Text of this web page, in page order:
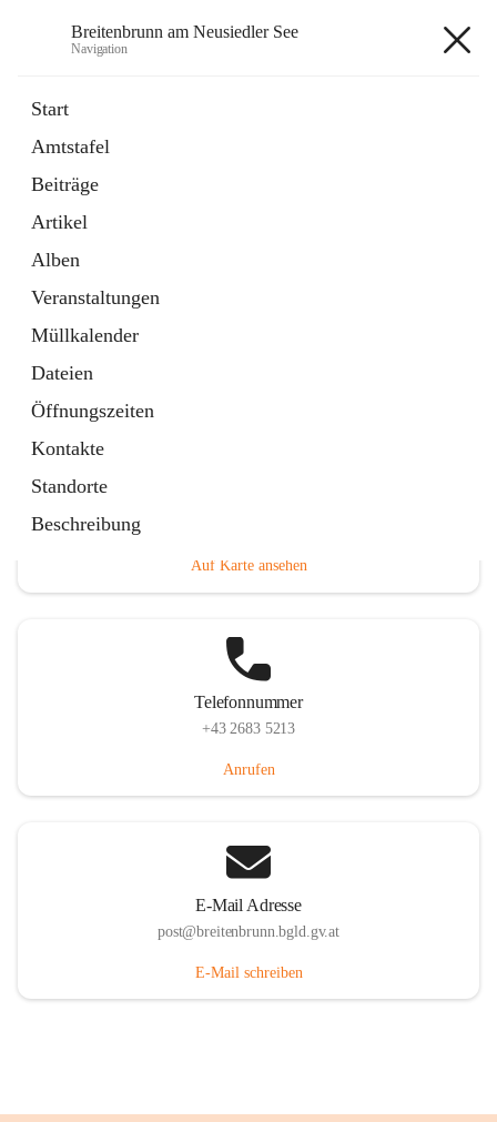
Breitenbrunn am Neusiedler See
Navigation
Start
Amtstafel
Beiträge
Artikel
Alben
Veranstaltungen
Müllkalender
Dateien
Öffnungszeiten
Kontakte
Standorte
Beschreibung
18 Schnellzugriffe
Gemeindeservice
Auf Karte ansehen
Telefonnummer
+43 2683 5213
Anrufen
E-Mail Adresse
post@breitenbrunn.bgld.gv.at
E-Mail schreiben